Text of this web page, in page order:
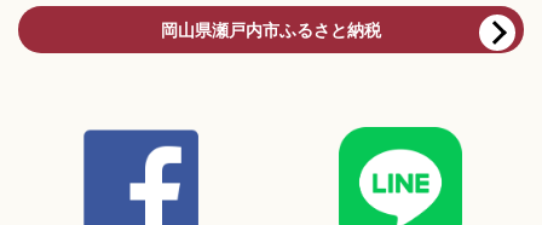
岡山県瀬戸内市ふるさと納税